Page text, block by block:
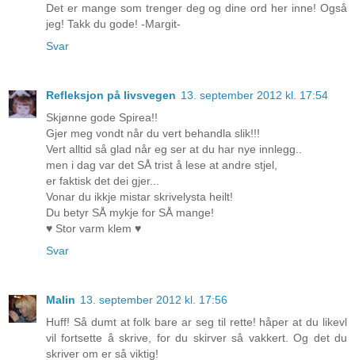
Det er mange som trenger deg og dine ord her inne! Også
jeg! Takk du gode! -Margit-
Svar
Refleksjon på livsvegen 13. september 2012 kl. 17:54
Skjønne gode Spirea!!
Gjer meg vondt når du vert behandla slik!!!
Vert alltid så glad når eg ser at du har nye innlegg..
men i dag var det SÅ trist å lese at andre stjel,
er faktisk det dei gjer...
Vonar du ikkje mistar skrivelysta heilt!
Du betyr SÅ mykje for SÅ mange!
♥ Stor varm klem ♥
Svar
Malin 13. september 2012 kl. 17:56
Huff! Så dumt at folk bare ar seg til rette! håper at du likevl
vil fortsette å skrive, for du skirver så vakkert. Og det du
skriver om er så viktig!